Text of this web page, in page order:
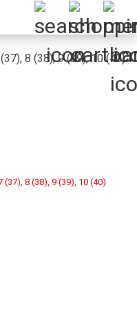
8 (38), 9 (39), 10 (40)